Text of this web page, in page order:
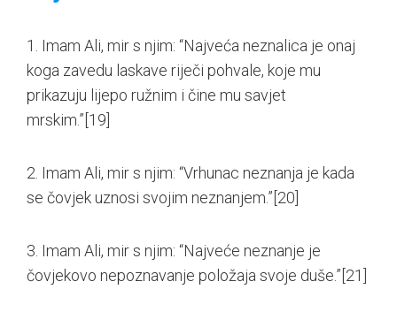
1. Imam Ali, mir s njim: “Najveća neznalica je onaj
koga zavedu laskave riječi pohvale, koje mu
prikazuju lijepo ružnim i čine mu savjet
mrskim.”[19]
2. Imam Ali, mir s njim: “Vrhunac neznanja je kada
se čovjek uznosi svojim neznanjem.”[20]
3. Imam Ali, mir s njim: “Najveće neznanje je
čovjekovo nepoznavanje položaja svoje duše.”[21]